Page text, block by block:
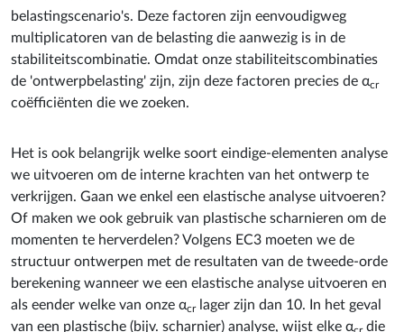
belastingscenario's. Deze factoren zijn eenvoudigweg
multiplicatoren van de belasting die aanwezig is in de
stabiliteitscombinatie. Omdat onze stabiliteitscombinaties
de 'ontwerpbelasting' zijn, zijn deze factoren precies de α
coëfficiënten die we zoeken.
Het is ook belangrijk welke soort eindige-elementen analyse
we uitvoeren om de interne krachten van het ontwerp te
verkrijgen. Gaan we enkel een elastische analyse uitvoeren?
Of maken we ook gebruik van plastische scharnieren om de
momenten te herverdelen? Volgens EC3 moeten we de
structuur ontwerpen met de resultaten van de tweede-orde
berekening wanneer we een elastische analyse uitvoeren en
als eender welke van onze α
lager zijn dan 10. In het geval
van een plastische (bijv. scharnier) analyse, wijst elke α
die